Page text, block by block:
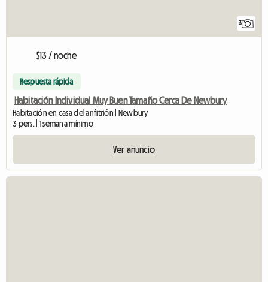
3
$13 / noche
Respuesta rápida
Habitación Individual Muy Buen Tamaño Cerca De Newbury
Habitación en casa del anfitrión | Newbury
3 pers. | 1 semana mínimo
Ver anuncio